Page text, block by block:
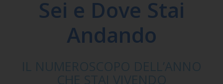
Sei e Dove Stai
Andando